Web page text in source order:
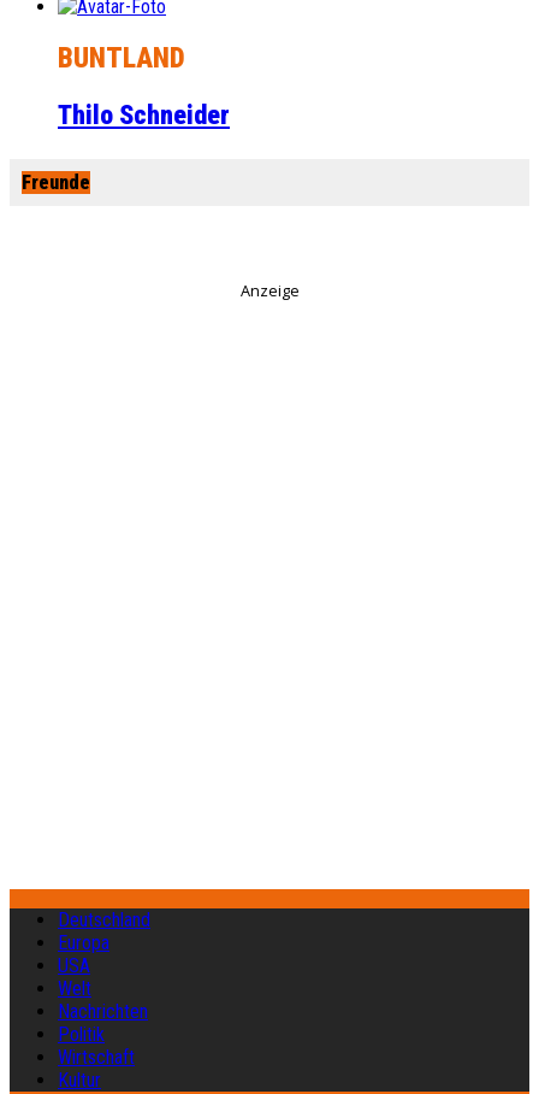
BUNTLAND
Thilo Schneider
Freunde
Anzeige
Deutschland
Europa
USA
Welt
Nachrichten
Politik
Wirtschaft
Kultur